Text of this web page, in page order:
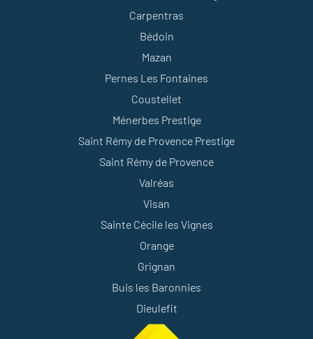
Carpentras
Bédoin
Mazan
Pernes Les Fontaines
Coustellet
Ménerbes Prestige
Saint Rémy de Provence Prestige
Saint Rémy de Provence
Valréas
Visan
Sainte Cécile les Vignes
Orange
Grignan
Buis les Baronnies
Dieulefit